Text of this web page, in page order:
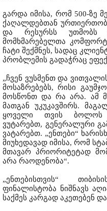
გარდა იმისა, რომ 500-ზე
ქაღალდებთან
და რესურსს უთმობს
მომხმარებელთა
ჩატი შექმნეს, სადაც
პრობლემის გადაჭრაც
„ჩვენ ვუსმენთ და
მოსაზრებებს, რისი
მოსწონთ და რა არა. ამ
მათგან უკუკავშირს.
ყოველი თვის ბოლოს
ვუტარებთ, გენერალური
ვატარებთ. „ენთები“
მიუხედავად იმისა, რომ
მთავარ პრიორიტეტად
არა რაოდენობა“.
„ენთებისთვის“
ფინალისტობა ნიშნავს
საქმეს კარგად აკეთებენ